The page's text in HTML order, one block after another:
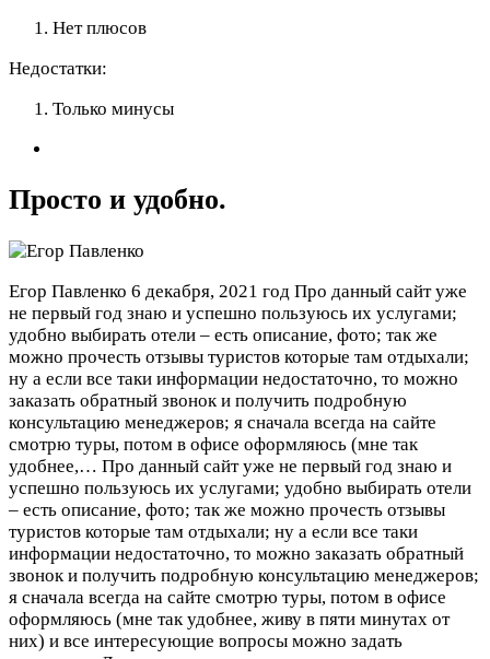
Нет плюсов
Недостатки:
Только минусы
Просто и удобно.
Егор Павленко 6 декабря, 2021 год Про данный сайт уже
не первый год знаю и успешно пользуюсь их услугами;
удобно выбирать отели – есть описание, фото; так же
можно прочесть отзывы туристов которые там отдыхали;
ну а если все таки информации недостаточно, то можно
заказать обратный звонок и получить подробную
консультацию менеджеров; я сначала всегда на сайте
смотрю туры, потом в офисе оформляюсь (мне так
удобнее,… Про данный сайт уже не первый год знаю и
успешно пользуюсь их услугами; удобно выбирать отели
– есть описание, фото; так же можно прочесть отзывы
туристов которые там отдыхали; ну а если все таки
информации недостаточно, то можно заказать обратный
звонок и получить подробную консультацию менеджеров;
я сначала всегда на сайте смотрю туры, потом в офисе
оформляюсь (мне так удобнее, живу в пяти минутах от
них) и все интересующие вопросы можно задать